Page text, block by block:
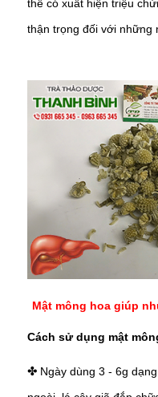
thể có xuất hiện triệu
thận trọng đối với những
Mật mông hoa giúp
Cách sử dụng mật
✤ Ngày dùng 3 - 6g